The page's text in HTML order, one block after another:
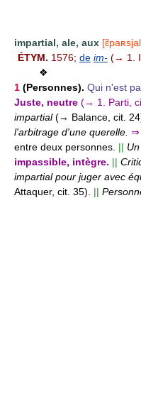
impartial, ale, aux
ÉTYM. 1576; de im- (→ 1.
❖
1 (Personnes). Qui n'est
Juste, neutre (→ 1. Parti,
impartial(→ Balance, cit.
l'arbitrage d'une querelle. ⇒
entre deux personnes. ||
impassible, intègre. ||
impartial pour juger avec
Attaquer, cit. 35). ||